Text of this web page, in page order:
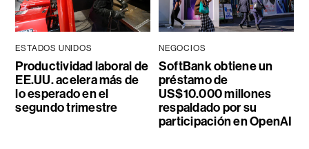
ESTADOS UNIDOS
Productividad laboral de
EE.UU. acelera más de
lo esperado en el
segundo trimestre
NEGOCIOS
SoftBank obtiene un
préstamo de
US$10.000 millones
respaldado por su
participación en OpenAI